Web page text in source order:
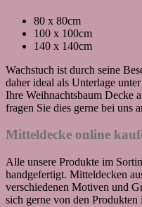
80 x 80cm
100 x 100cm
140 x 140cm
Wachstuch ist durch seine
daher ideal als Unterlage
Ihre Weihnachtsbaum Decke
fragen Sie dies gerne bei uns
Mitteldecke online
Alle unsere Produkte im
handgefertigt. Mitteldecken
verschiedenen Motiven und
sich gerne von den Produkten